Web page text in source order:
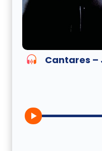
Cantares –